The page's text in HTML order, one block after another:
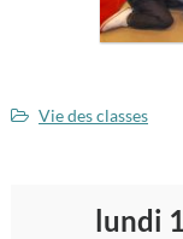
Vie des classes
lundi